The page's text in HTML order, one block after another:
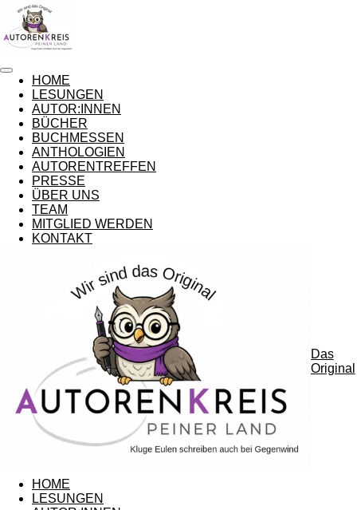
Zum
Hauptinhalt
springen
HOME
LESUNGEN
AUTOR:INNEN
BÜCHER
BUCHMESSEN
ANTHOLOGIEN
AUTORENTREFFEN
PRESSE
ÜBER UNS
TEAM
MITGLIED WERDEN
KONTAKT
Das
Original
HOME
LESUNGEN